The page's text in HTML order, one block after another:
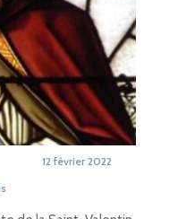
12 février 2022